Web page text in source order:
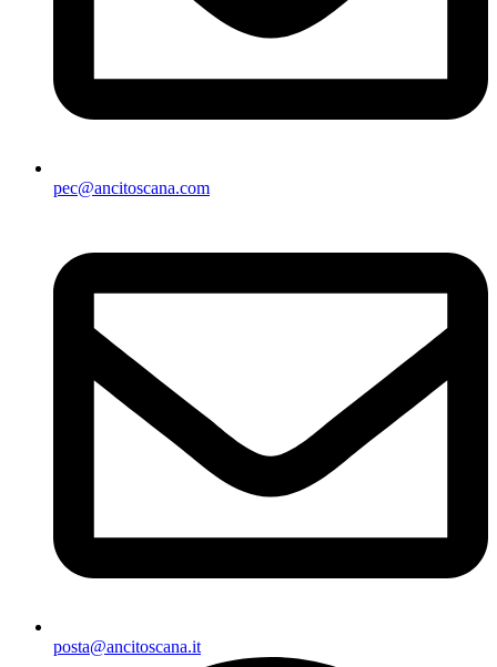
pec@ancitoscana.com
posta@ancitoscana.it